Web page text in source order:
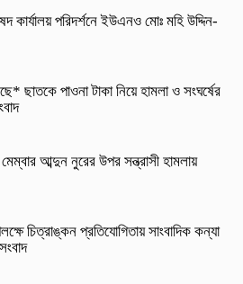
কার্যালয় পরিদর্শনে ইউএনও মোঃ মহি উদ্দিন-
ছাতকে পাওনা টাকা নিয়ে হামলা ও সংঘর্ষের
আব্দুন নুরের উপর সন্ত্রাসী হামলায়
চিত্রাঙ্কন প্রতিযোগিতায় সাংবাদিক কন্যা